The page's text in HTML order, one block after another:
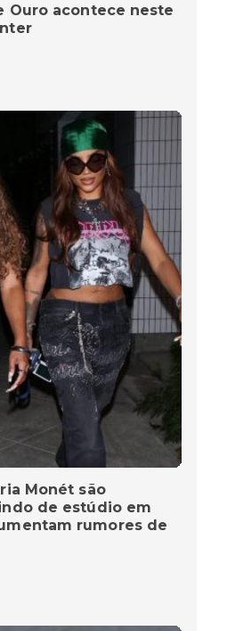
Ouro acontece neste
Monét são
de estúdio em
rumores de